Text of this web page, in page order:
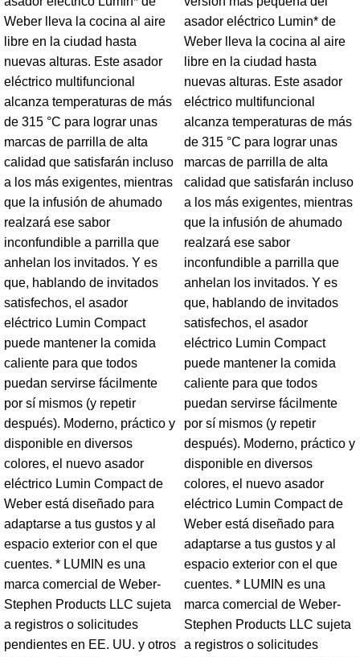
Weber lleva la cocina al aire
libre en la ciudad hasta
nuevas alturas. Este asador
eléctrico multifuncional
alcanza temperaturas de más
de 315 °C para lograr unas
marcas de parrilla de alta
calidad que satisfarán incluso
a los más exigentes, mientras
que la infusión de ahumado
realzará ese sabor
inconfundible a parrilla que
anhelan los invitados. Y es
que, hablando de invitados
satisfechos, el asador
eléctrico Lumin Compact
puede mantener la comida
caliente para que todos
puedan servirse fácilmente
por sí mismos (y repetir
después). Moderno, práctico y
disponible en diversos
colores, el nuevo asador
eléctrico Lumin Compact de
Weber está diseñado para
adaptarse a tus gustos y al
espacio exterior con el que
cuentes. * LUMIN es una
marca comercial de Weber-
Stephen Products LLC sujeta
a registros o solicitudes
pendientes en EE. UU. y otros
asador eléctrico Lumin* de
Weber lleva la cocina al aire
libre en la ciudad hasta
nuevas alturas. Este asador
eléctrico multifuncional
alcanza temperaturas de más
de 315 °C para lograr unas
marcas de parrilla de alta
calidad que satisfarán incluso
a los más exigentes, mientras
que la infusión de ahumado
realzará ese sabor
inconfundible a parrilla que
anhelan los invitados. Y es
que, hablando de invitados
satisfechos, el asador
eléctrico Lumin Compact
puede mantener la comida
caliente para que todos
puedan servirse fácilmente
por sí mismos (y repetir
después). Moderno, práctico y
disponible en diversos
colores, el nuevo asador
eléctrico Lumin Compact de
Weber está diseñado para
adaptarse a tus gustos y al
espacio exterior con el que
cuentes. * LUMIN es una
marca comercial de Weber-
Stephen Products LLC sujeta
a registros o solicitudes